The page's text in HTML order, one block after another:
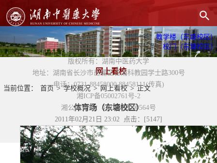
网上看校
当前位置： 首页 > 学校概况 > 网上看校 > 正文
体育场（东塘校区）
2011年02月21日 23:02 点击：[5147]
上一条：教学楼（东塘校区）
下一条：校门（东塘校区）
版权所有：湖南中医药大学
地址：湖南省长沙市岳麓区含浦科教园学士路300号
电话：0731-88458000 88458111(传真)
湘ICP备05002761号-2
湘公网安备：43010402000564号